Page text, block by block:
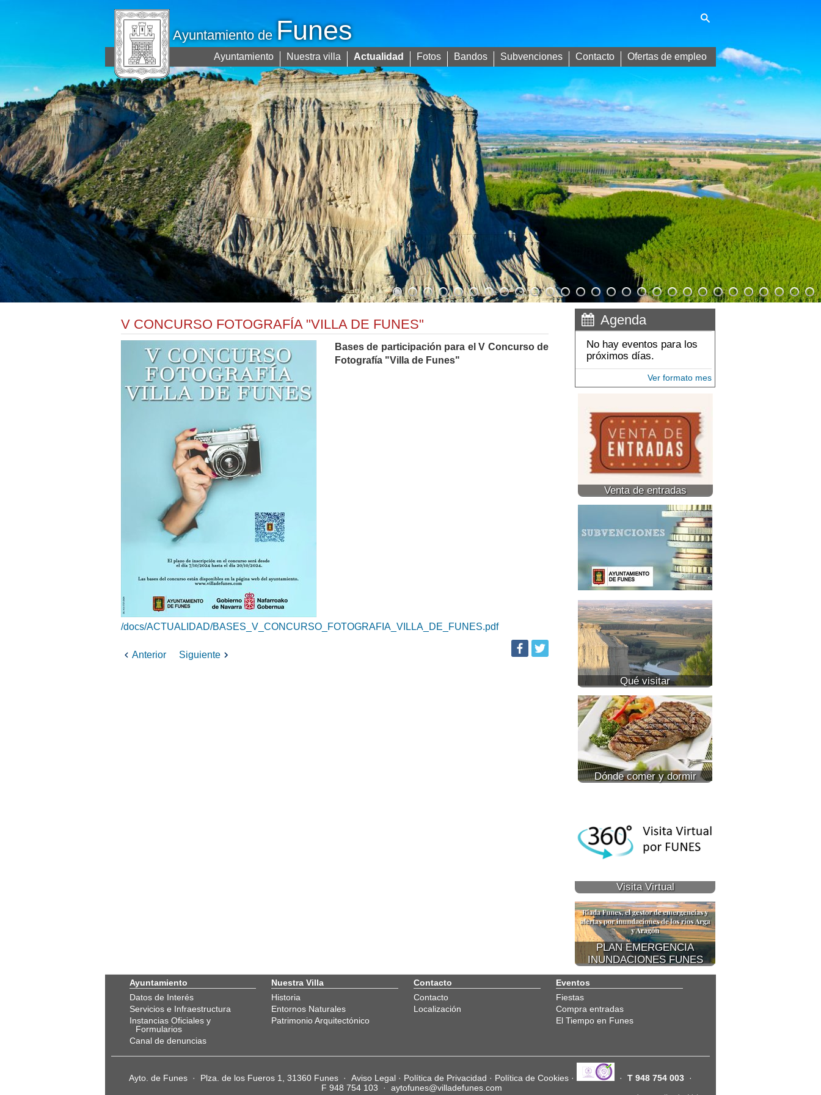
Ayuntamiento deFunes
Ayuntamiento Nuestra villa Actualidad Fotos Bandos Subvenciones Contacto Ofertas de empleo
V CONCURSO FOTOGRAFÍA "VILLA DE FUNES"
Bases de participación para el V Concurso de
Fotografía "Villa de Funes"
/docs/ACTUALIDAD/BASES_V_CONCURSO_FOTOGRAFIA_VILLA_DE_FUNES.pdf
Anterior Siguiente
Agenda
No hay eventos para los
próximos días.
Ver formato mes
Venta de entradas
Qué visitar
Dónde comer y dormir
Visita Virtual
PLAN EMERGENCIA
INUNDACIONES FUNES
Ayuntamiento
Datos de Interés
Servicios e Infraestructura
Instancias Oficiales y
Formularios
Canal de denuncias
Nuestra Villa
Historia
Entornos Naturales
Patrimonio Arquitectónico
Contacto
Contacto
Localización
Eventos
Fiestas
Compra entradas
El Tiempo en Funes
Ayto. de Funes · Plza. de los Fueros 1, 31360 Funes · Aviso Legal · Política de Privacidad · Política de Cookies · · T 948 754 003 ·
F 948 754 103 · aytofunes@villadefunes.com